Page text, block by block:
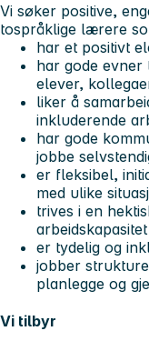
Vi søker positive,
tospråklige lærere
har et positivt
har gode evner
elever,
liker å
inkluderende
har gode
jobbe
er fleksibel,
med ulike
trives i en
arbeidskapasitet
er tydelig og
jobber
planlegge og
Vi tilbyr